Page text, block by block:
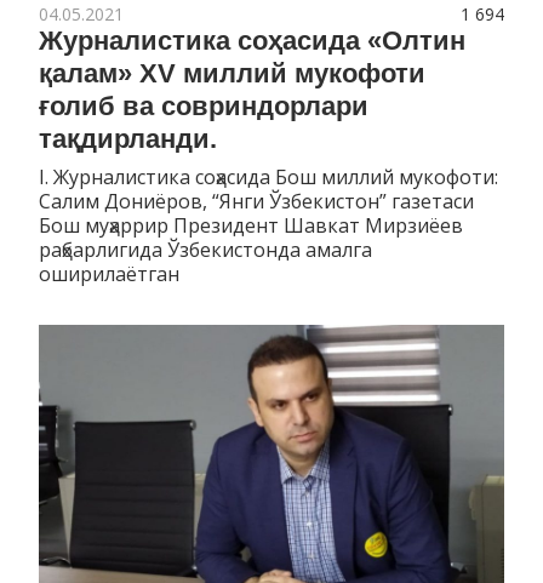
1 694
04.05.2021
Журналистика соҳасида «Олтин
қалам» XV миллий мукофоти
ғолиб ва совриндорлари
тақдирланди.
I. Журналистика соҳасида Бош миллий мукофоти:
Салим Дониёров, “Янги Ўзбекистон” газетаси
Бош муҳаррир Президент Шавкат Мирзиёев
раҳбарлигида Ўзбекистонда амалга
оширилаётган